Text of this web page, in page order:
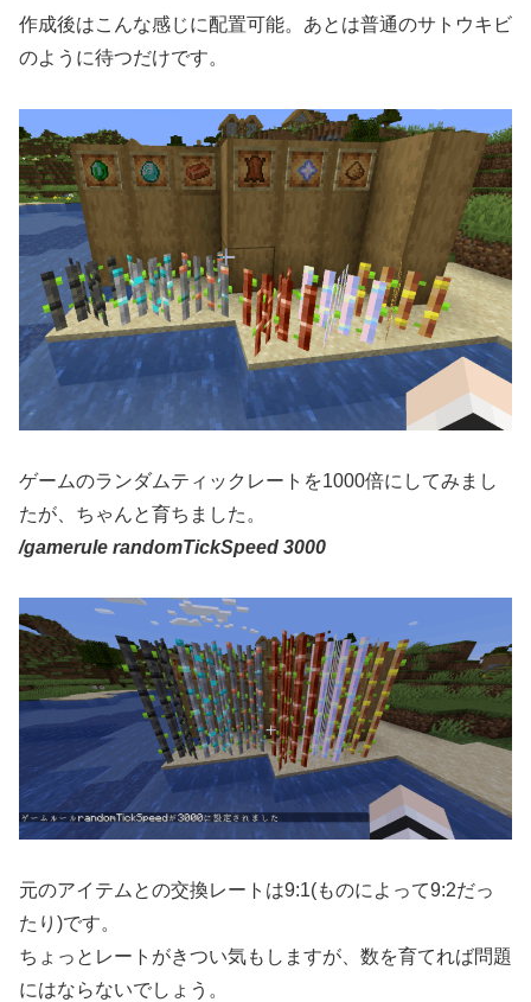
作成後はこんな感じに配置可能。あとは普通のサトウキビ
のように待つだけです。
ゲームのランダムティックレートを1000倍にしてみまし
たが、ちゃんと育ちました。
/gamerule randomTickSpeed 3000
元のアイテムとの交換レートは9:1(ものによって9:2だっ
たり)です。
ちょっとレートがきつい気もしますが、数を育てれば問題
にはならないでしょう。